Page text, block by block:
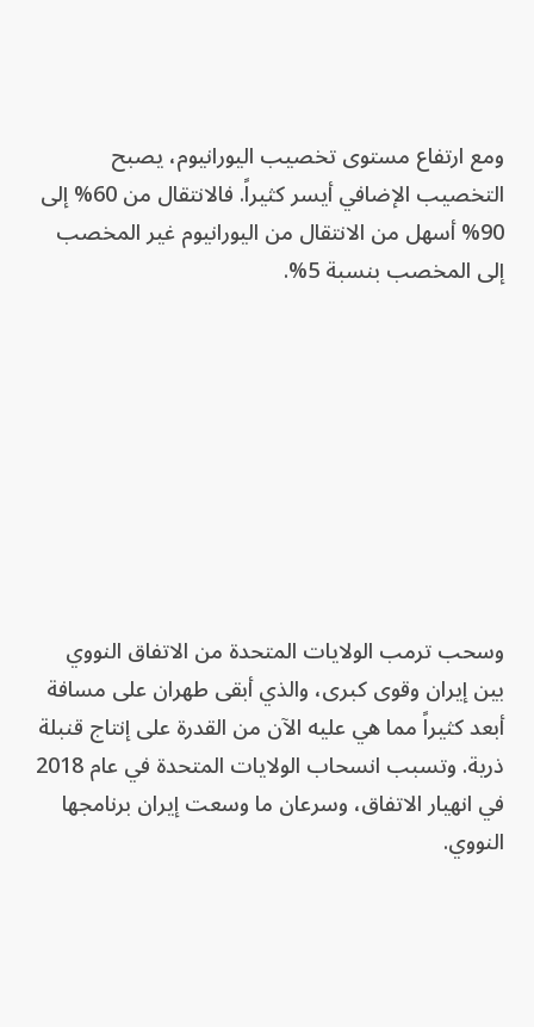
ومع ارتفاع مستوى ‌تخصيب اليورانيوم، يصبح
التخصيب الإضافي أيسر كثيراً. فالانتقال من 60% إلى
90% أسهل من الانتقال من اليورانيوم غير المخصب
إلى المخصب بنسبة 5%.
وسحب ترمب الولايات المتحدة من الاتفاق النووي
بين إيران وقوى كبرى، والذي أبقى طهران على مسافة
أبعد كثيراً مما هي عليه الآن من القدرة على إنتاج قنبلة
ذرية. وتسبب انسحاب الولايات المتحدة في عام 2018
في انهيار الاتفاق، وسرعان ما وسعت ‌إيران برنامجها
النووي.